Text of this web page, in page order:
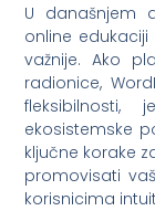
U današnjem
online
važnije. Ako
radionice,
fleksibilnosti,
ekosistemske
ključne korake
promovisati
korisnicima